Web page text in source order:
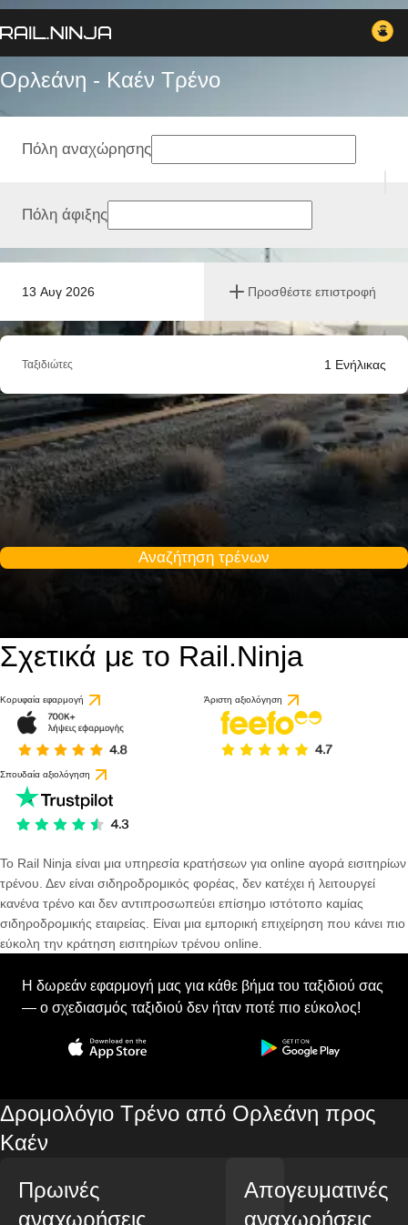
Ορλεάνη - Καέν Tρένο
13 Αυγ 2026 Προσθέστε επιστροφή
Πόλη αναχώρησης
Πόλη άφιξης
Ταξιδιώτες 1 Ενήλικας
Αναζήτηση τρένων
Σχετικά με το Rail.Ninja
Κορυφαία εφαρμογή Άριστη αξιολόγηση
Σπουδαία αξιολόγηση
Το Rail Ninja είναι μια υπηρεσία κρατήσεων για online αγορά εισιτηρίων
τρένου. Δεν είναι σιδηροδρομικός φορέας, δεν κατέχει ή λειτουργεί
κανένα τρένο και δεν αντιπροσωπεύει επίσημο ιστότοπο καμίας
σιδηροδρομικής εταιρείας. Είναι μια εμπορική επιχείρηση που κάνει πιο
εύκολη την κράτηση εισιτηρίων τρένου online.
Η δωρεάν εφαρμογή μας για κάθε βήμα του ταξιδιού σας
— ο σχεδιασμός ταξιδιού δεν ήταν ποτέ πιο εύκολος!
Δρομολόγιο Τρένο από Ορλεάνη προς
Καέν
Πρωινές
αναχωρήσεις
Απογευματινές
αναχωρήσεις